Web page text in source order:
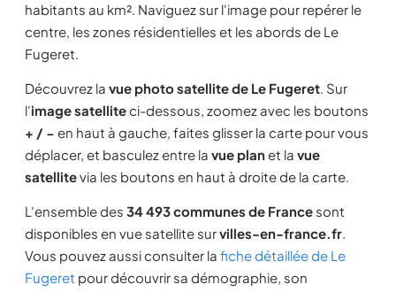
habitants au km². Naviguez sur l'image pour repérer le
centre, les zones résidentielles et les abords de Le
Fugeret.
Découvrez la vue photo satellite de Le Fugeret. Sur
l'image satelliteci-dessous, zoomez avec les boutons
+ / − en haut à gauche, faites glisser la carte pour vous
déplacer, et basculez entre la vue planet la vue
satellitevia les boutons en haut à droite de la carte.
L'ensemble des 34 493 communes de France sont
disponibles en vue satellite survilles-en-france.fr.
Vous pouvez aussi consulter la fiche détaillée de Le
Fugeret pour découvrir sa démographie, son